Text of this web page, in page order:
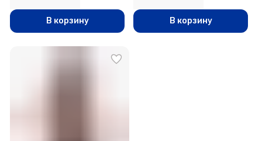
В корзину
серебристая
В корзину